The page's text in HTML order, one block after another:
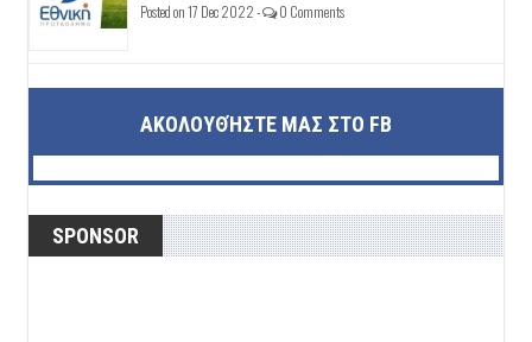
Posted on 17 Dec 2022 - 0 Comments
ΑΚΟΛΟΥΘΉΣΤΕ ΜΑΣ ΣΤΟ FB
SPONSOR